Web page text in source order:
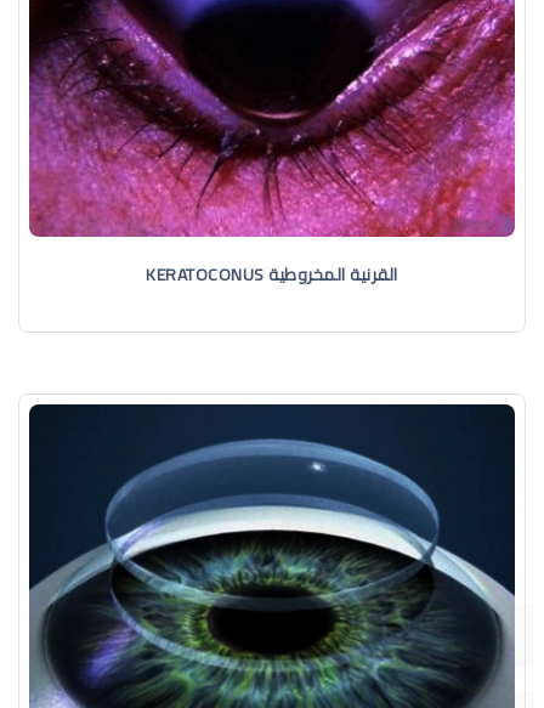
القرنية المخروطية KERATOCONUS